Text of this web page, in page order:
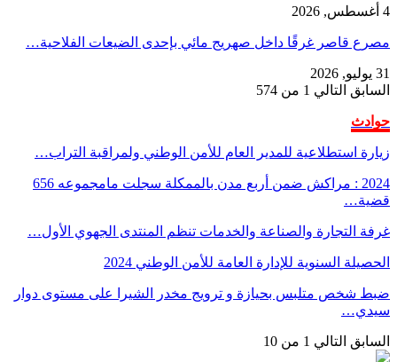
4 أغسطس, 2026
مصرع قاصر غرقًا داخل صهريج مائي بإحدى الضيعات الفلاحية…
31 يوليو, 2026
السابق التالي 1 من 574
حوادث
زيارة استطلاعية للمدير العام للأمن الوطني ولمراقبة التراب…
2024 : مراكش ضمن أربع مدن بالممكلة سجلت مامجموعه 656
قضية…
غرفة التجارة والصناعة والخدمات تنظم المنتدى الجهوي الأول…
الحصيلة السنوية للإدارة العامة للأمن الوطني 2024
ضبط شخص متلبس بحيازة و ترويج مخدر الشيرا على مستوى دوار
سيدي…
السابق التالي 1 من 10